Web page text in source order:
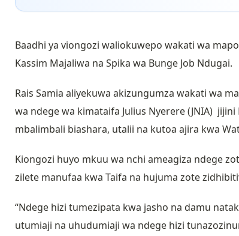
Baadhi ya viongozi waliokuwepo wakati wa
Kassim Majaliwa na Spika wa Bunge Job Ndugai.
Rais Samia aliyekuwa akizungumza wakati wa
wa ndege wa kimataifa Julius Nyerere (JNIA)
mbalimbali biashara, utalii na kutoa ajira kwa
Kiongozi huyo mkuu wa nchi ameagiza ndege
zilete manufaa kwa Taifa na hujuma zote
“Ndege hizi tumezipata kwa jasho na damu
utumiaji na uhudumiaji wa ndege hizi